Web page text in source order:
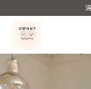
您的購物